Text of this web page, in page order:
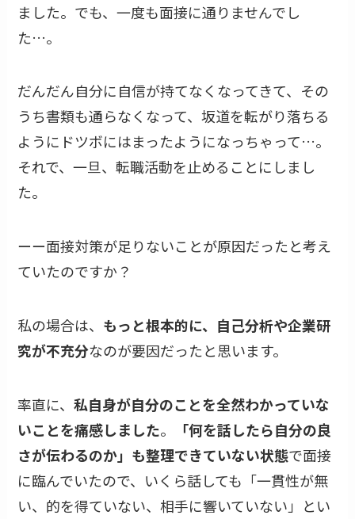
ました。でも、一度も面接に通りませんでし
た…。
だんだん自分に自信が持てなくなってきて、その
うち書類も通らなくなって、坂道を転がり落ちる
ようにドツボにはまったようになっちゃって…。
それで、一旦、転職活動を止めることにしまし
た。
ーー面接対策が足りないことが原因だったと考え
ていたのですか？
私の場合は、 もっと根本的に、自己分析や企業研
究が不充分なのが要因だったと思います。
率直に、私自身が自分のことを全然わかっていな
いことを痛感しました。
「何を話したら自分の良
さが伝わるのか」も整理できていない状態で面接
に臨んでいたので、いくら話しても「一貫性が無
い、的を得ていない、相手に響いていない」とい